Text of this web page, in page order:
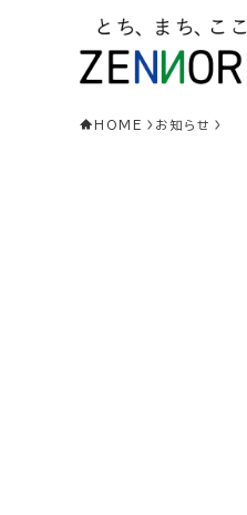
HOME お知らせ